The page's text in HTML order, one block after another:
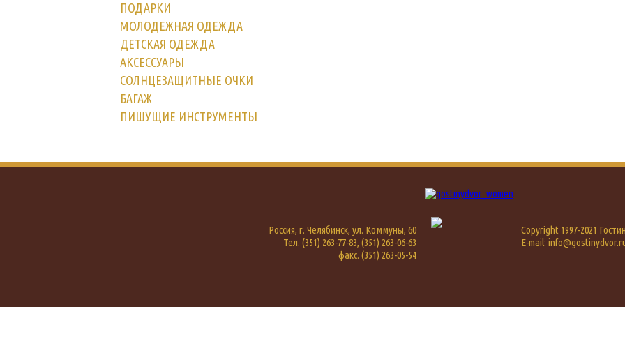
ПОДАРКИ
МОЛОДЕЖНАЯ ОДЕЖДА
ДЕТСКАЯ ОДЕЖДА
АКСЕССУАРЫ
СОЛНЦЕЗАЩИТНЫЕ ОЧКИ
БАГАЖ
ПИШУЩИЕ ИНСТРУМЕНТЫ
Россия, г. Челябинск, ул. Коммуны, 60
Тел. (351) 263-77-83, (351) 263-06-63
факс. (351) 263-05-54
Copyright 1997-2021
E-mail: